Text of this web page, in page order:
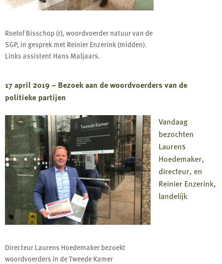
Roelof Bisschop (r), woordvoerder natuur van de
SGP, in gesprek met Reinier Enzerink (midden).
Links assistent Hans Maljaars.
17 april 2019 – Bezoek aan de woordvoerders van de
politieke partijen
Directeur Laurens Hoedemaker bezoekt
woordvoerders in de Tweede Kamer
Vandaag
bezochten
Laurens
Hoedemaker,
directeur, en
Reinier Enzerink,
landelijk